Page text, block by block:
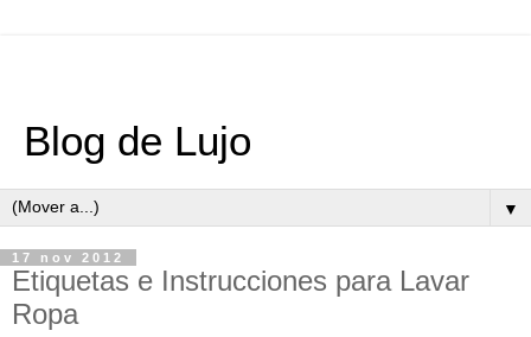
Blog de Lujo
▼
17 nov 2012
Etiquetas e Instrucciones para Lavar
Ropa